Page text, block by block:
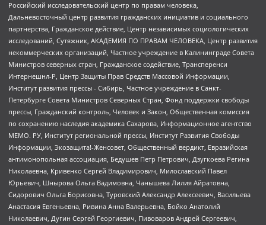
Российский исследовательский центр по правам человека,
Дальневосточный центр развития гражданских инициатив и социального
партнерства, Гражданское действие, Центр независимых социологических
исследований, Сутяжник, АКАДЕМИЯ ПО ПРАВАМ ЧЕЛОВЕКА, Центр развития
некоммерческих организаций, Частное учреждение в Калининграде Совета
Министров северных стран, Гражданское содействие, Трансперенси
Интернешнл-Р, Центр Защиты Прав Средств Массовой Информации,
Институт развития прессы - Сибирь, Частное учреждение в Санкт-
Петербурге Совета Министров Северных Стран, Фонд поддержки свободы
прессы, Гражданский контроль, Человек и Закон, Общественная комиссия
по сохранению наследия академика Сахарова, Информационное агентство
МЕМО. РУ, Институт региональной прессы, Институт Развития Свободы
Информации, Экозащита!-Женсовет, Общественный вердикт, Евразийская
антимонопольная ассоциация, Бедушев Петр Петрович, Дзугкоева Регина
Николаевна, Кривенко Сергей Владимирович, Милославский Павел
Юрьевич, Шнырова Ольга Вадимовна, Чанышева Лилия Айратовна,
Сидорович Ольга Борисовна, Туровский Александр Алексеевич, Васильева
Анастасия Евгеньевна, Ривина Анна Валерьевна, Бойко Анатолий
Николаевич, Дугин Сергей Георгиевич, Пивоваров Андрей Сергеевич,